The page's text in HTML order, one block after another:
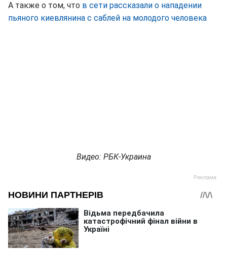
А также о том, что в сети рассказали о нападении
пьяного киевлянина с саблей на молодого человека
Видео: РБК-Украина